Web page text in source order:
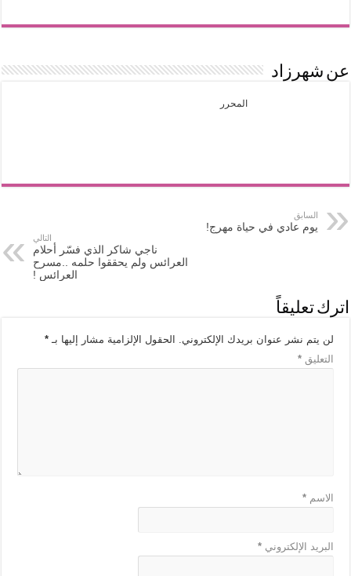
عن شهرزاد
المحرر
السابق
يوم عادي في حياة مهرج!
التالي
ناجي شاكر الذي فسّر أحلام
العرائس ولم يحققوا حلمه ..مسرح
العرائس !
اترك تعليقاً
لن يتم نشر عنوان بريدك الإلكتروني. الحقول الإلزامية مشار إليها بـ*
التعليق*
الاسم*
البريد الإلكتروني*